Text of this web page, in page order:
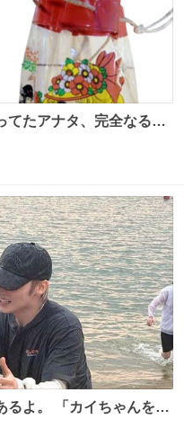
てたアナタ、完全なる同
昭和レトロ
ゃんをい
来るぞ。」って。